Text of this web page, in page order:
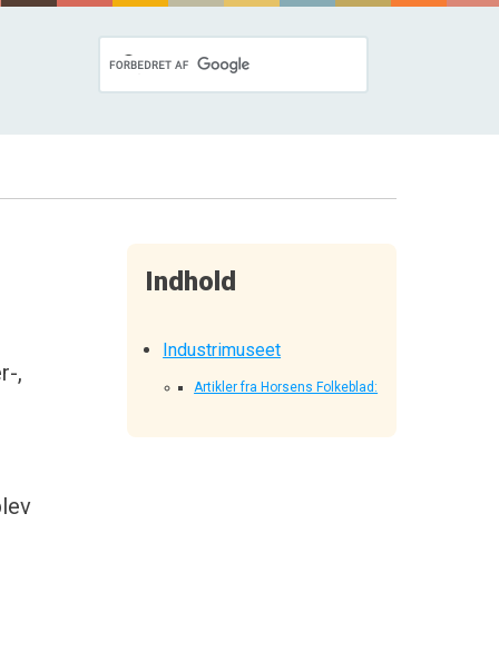
Indhold
Industrimuseet
Artikler fra Horsens Folkeblad:
,